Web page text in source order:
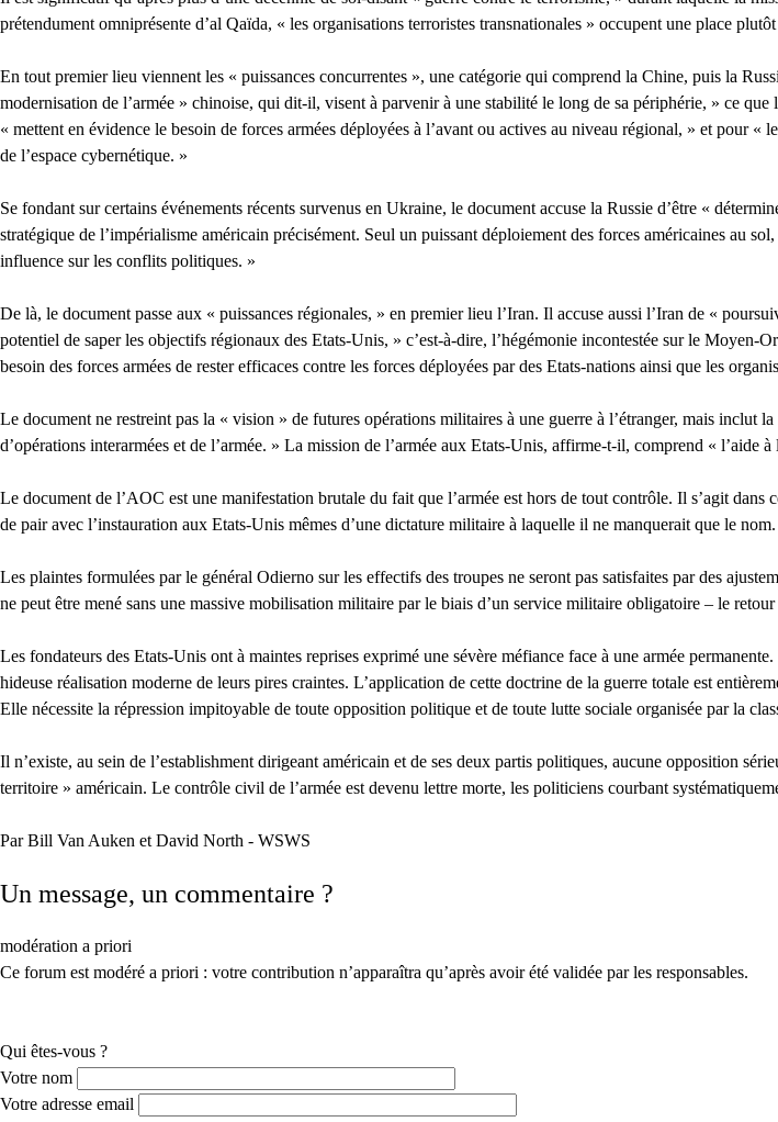
prétendument omniprésente d’al Qaïda, « les organisations terroristes transnationales » occupent une place
En tout premier lieu viennent les « puissances concurrentes », une catégorie qui comprend la Chine, puis la
modernisation de l’armée » chinoise, qui dit-il, visent à parvenir à une stabilité le long de sa périphérie, » ce
« mettent en évidence le besoin de forces armées déployées à l’avant ou actives au niveau régional, » et pour «
de l’espace cybernétique. »
Se fondant sur certains événements récents survenus en Ukraine, le document accuse la Russie d’être «
stratégique de l’impérialisme américain précisément. Seul un puissant déploiement des forces américaines au
influence sur les conflits politiques. »
De là, le document passe aux « puissances régionales, » en premier lieu l’Iran. Il accuse aussi l’Iran de «
potentiel de saper les objectifs régionaux des Etats-Unis, » c’est-à-dire, l’hégémonie incontestée sur le
besoin des forces armées de rester efficaces contre les forces déployées par des Etats-nations ainsi que les
Le document ne restreint pas la « vision » de futures opérations militaires à une guerre à l’étranger, mais inclut
d’opérations interarmées et de l’armée. » La mission de l’armée aux Etats-Unis, affirme-t-il, comprend « l’aide
Le document de l’AOC est une manifestation brutale du fait que l’armée est hors de tout contrôle. Il s’agit
de pair avec l’instauration aux Etats-Unis mêmes d’une dictature militaire à laquelle il ne manquerait que le nom.
Les plaintes formulées par le général Odierno sur les effectifs des troupes ne seront pas satisfaites par des
ne peut être mené sans une massive mobilisation militaire par le biais d’un service militaire obligatoire – le retour
Les fondateurs des Etats-Unis ont à maintes reprises exprimé une sévère méfiance face à une armée
hideuse réalisation moderne de leurs pires craintes. L’application de cette doctrine de la guerre totale est
Elle nécessite la répression impitoyable de toute opposition politique et de toute lutte sociale organisée par la
Il n’existe, au sein de l’establishment dirigeant américain et de ses deux partis politiques, aucune opposition
territoire » américain. Le contrôle civil de l’armée est devenu lettre morte, les politiciens courbant
Par Bill Van Auken et David North - WSWS
Un message, un commentaire ?
modération a priori
Ce forum est modéré a priori : votre contribution n’apparaîtra qu’après avoir été validée par les responsables.
Qui êtes-vous ?
Votre nom
Votre adresse email